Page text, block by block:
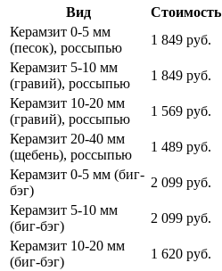
Вид Стоимость
Керамзит 0-5 мм
(песок), россыпью
1 849 руб.
Керамзит 5-10 мм
(гравий), россыпью
1 849 руб.
Керамзит 10-20 мм
(гравий), россыпью
1 569 руб.
Керамзит 20-40 мм
(щебень), россыпью
1 489 руб.
Керамзит 0-5 мм (биг-
бэг)
2 099 руб.
Керамзит 5-10 мм
(биг-бэг)
2 099 руб.
Керамзит 10-20 мм
(биг-бэг)
1 620 руб.